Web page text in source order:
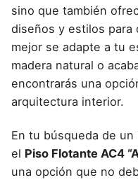
sino que también
diseños y estilos para
mejor se adapte a tu
madera natural o
encontrarás una
arquitectura interior.
En tu búsqueda de un
el Piso Flotante AC4
una opción que no